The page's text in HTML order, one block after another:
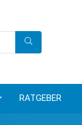
RATGEBER